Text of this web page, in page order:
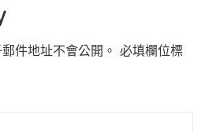
件地址不會公開。 必填欄位標